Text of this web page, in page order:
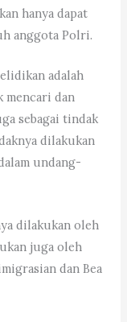
hanya dapat
anggota Polri.
adalah
mencari dan
sebagai tindak
dilakukan
undang-
dilakukan oleh
juga oleh
dan Bea